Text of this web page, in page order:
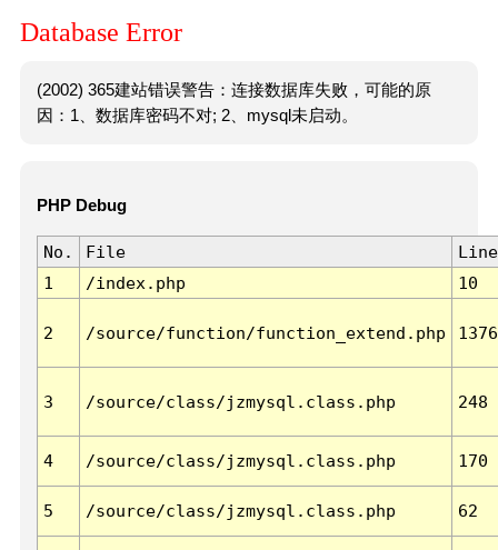
Database Error
(2002) 365建站错误警告：连接数据库失败，可能的原
因：1、数据库密码不对; 2、mysql未启动。
PHP Debug
No. File
Line
1
/index.php 10
2 /source/function/function_extend.php 1376
3 /source/class/jzmysql.class.php 248
4 /source/class/jzmysql.class.php 170
5 /source/class/jzmysql.class.php 62